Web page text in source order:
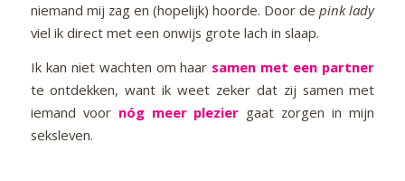
niemand mij zag en (hopelijk) hoorde. Door depink lady
viel ik direct met een onwijs grote lach in slaap.
Ik kan niet wachten om haar samen met een partner
te ontdekken, want ik weet zeker dat zij samen met
iemand voor nóg meer plezier gaat zorgen in mijn
seksleven.